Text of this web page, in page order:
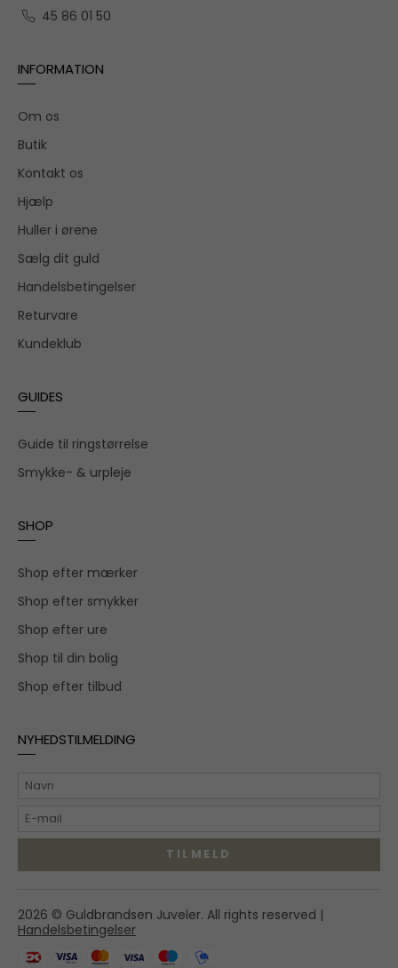
2970 Hørsholm
shop@guldbrandsenjuveler.dk
45 86 01 50
INFORMATION
Om os
Butik
Kontakt os
Hjælp
Huller i ørene
Sælg dit guld
Handelsbetingelser
Returvare
Kundeklub
GUIDES
Guide til ringstørrelse
Smykke- & urpleje
SHOP
Shop efter mærker
Shop efter smykker
Shop efter ure
Shop til din bolig
Shop efter tilbud
NYHEDSTILMELDING
TILMELD
2026 © Guldbrandsen Juveler. All rights reserved |
Handelsbetingelser